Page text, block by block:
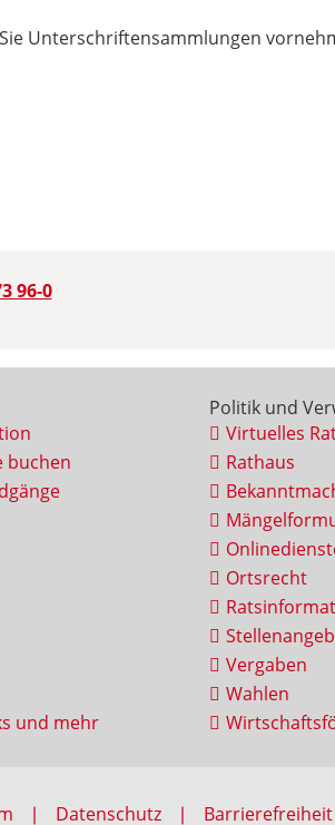
Unterschriftensammlungen
96-0
buchen
und mehr
Politik und
Virtuelles
Rathaus
Ortsrecht
Vergaben
Wahlen
Datenschutz Barrierefreiheit